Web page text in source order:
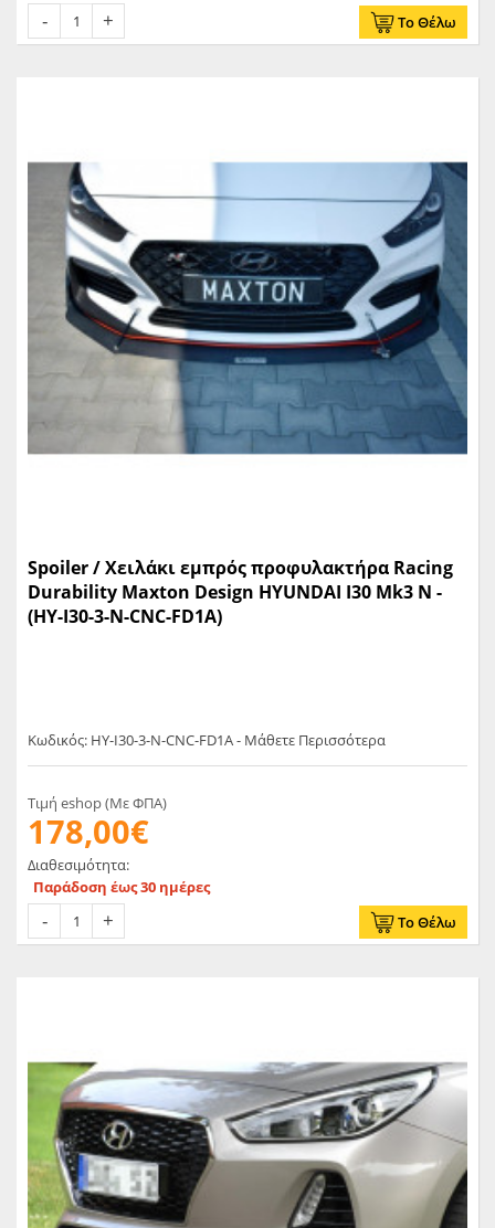
Το Θέλω
Spoiler / Χειλάκι εμπρός προφυλακτήρα Racing
Durability Maxton Design HYUNDAI I30 Mk3 N -
(HY-I30-3-N-CNC-FD1A)
Κωδικός: HY-I30-3-N-CNC-FD1A - Μάθετε Περισσότερα
Τιμή eshop (Με ΦΠΑ)
178,00€
Διαθεσιμότητα:
Παράδοση έως 30 ημέρες
Το Θέλω